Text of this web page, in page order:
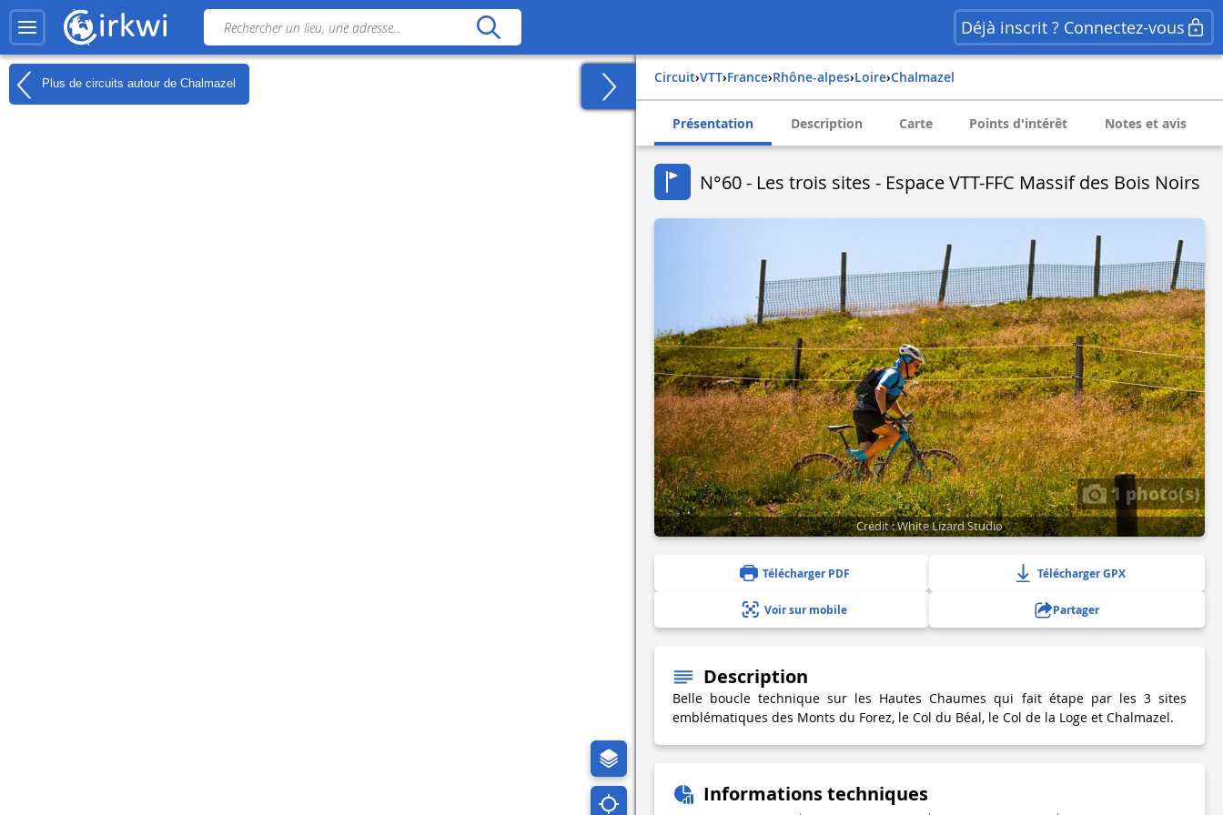
Déjà inscrit ? Connectez-vous
Plus de circuits autour de Chalmazel Circuit› VTT› france› rhône-alpes› loire› chalmazel
Présentation Description Carte Points d'intérêt Notes et avis
N°60 - Les trois sites - Espace VTT-FFC Massif des Bois Noirs
1 photo(s)
Crédit : White Lizard Studio
Télécharger PDF Télécharger GPX
Voir sur mobile Partager
Description
Belle boucle technique sur les Hautes Chaumes qui fait étape par les 3 sites
emblématiques des Monts du Forez, le Col du Béal, le Col de la Loge et Chalmazel.
Informations techniques